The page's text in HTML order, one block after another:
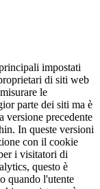
impostati
di siti web
le
parte dei siti ma è
versione precedente
In queste versioni
con il cookie
i visitatori di
questo è
quando l'utente